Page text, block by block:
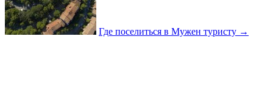
Где поселиться в Мужен туристу →